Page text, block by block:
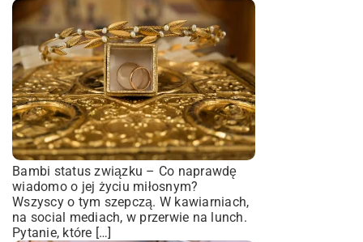
Bambi status związku – Co naprawdę
wiadomo o jej życiu miłosnym?
Wszyscy o tym szepczą. W kawiarniach,
na social mediach, w przerwie na lunch.
Pytanie, które […]